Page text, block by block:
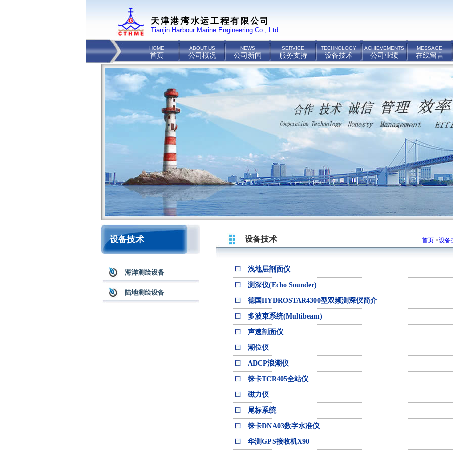
天津港湾水运工程有限公司
Tianjin Harbour Marine Engineering Co., Ltd.
HOME
首页
ABOUT US
公司概况
NEWS
公司新闻
SERVICE
服务支持
TECHNOLOGY
设备技术
ACHIEVEMENTS
公司业绩
MESSAGE
在线留言
设备技术
海洋测绘设备
陆地测绘设备
设备技术 首页 >设备
浅地层剖面仪
测深仪(Echo Sounder)
德国HYDROSTAR4300型双频测深仪简介
多波束系统(Multibeam)
声速剖面仪
潮位仪
ADCP浪潮仪
徕卡TCR405全站仪
磁力仪
尾标系统
徕卡DNA03数字水准仪
华测GPS接收机X90